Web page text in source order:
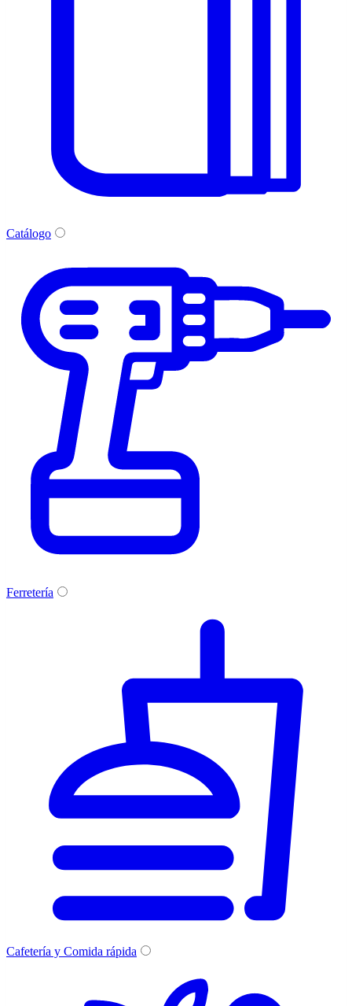
Catálogo
Ferretería
Cafetería y Comida rápida